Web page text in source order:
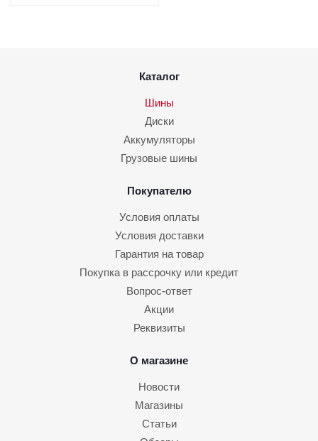
Каталог
Шины
Диски
Аккумуляторы
Грузовые шины
Покупателю
Условия оплаты
Условия доставки
Гарантия на товар
Покупка в рассрочку или кредит
Вопрос-ответ
Акции
Реквизиты
О магазине
Новости
Магазины
Статьи